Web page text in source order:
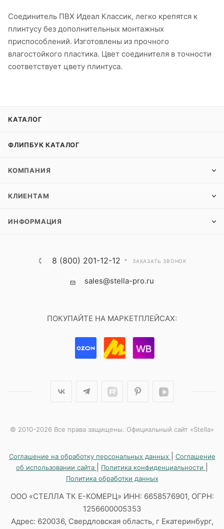
Соединитель ПВХ Идеал Классик, легко крепятся к
плинтусу без дополнительных монтажных
приспособлений. Изготовлены из прочного
влагостойкого пластика. Цвет соединителя в точности
соответствует цвету плинтуса.
КАТАЛОГ
ФЛИПБУК КАТАЛОГ
КОМПАНИЯ
КЛИЕНТАМ
ИНФОРМАЦИЯ
8 (800) 201-12-12 ЗАКАЗАТЬ ЗВОНОК
sales@stella-pro.ru
ПОКУПАЙТЕ НА МАРКЕТПЛЕЙСАХ:
© 2010-2026 Все права защищены. Официальный сайт «Stella»
Соглашение на обработку персональных данных
Соглашение
об использовании сайта
Политика конфиденциальности
Политика обработки данных
ООО «СТЕЛЛА ТК Е-КОМЕРЦ» ИНН: 6658576901, ОГРН:
1256600005353
Адрес: 620036, Свердловская область, г Екатеринбург,